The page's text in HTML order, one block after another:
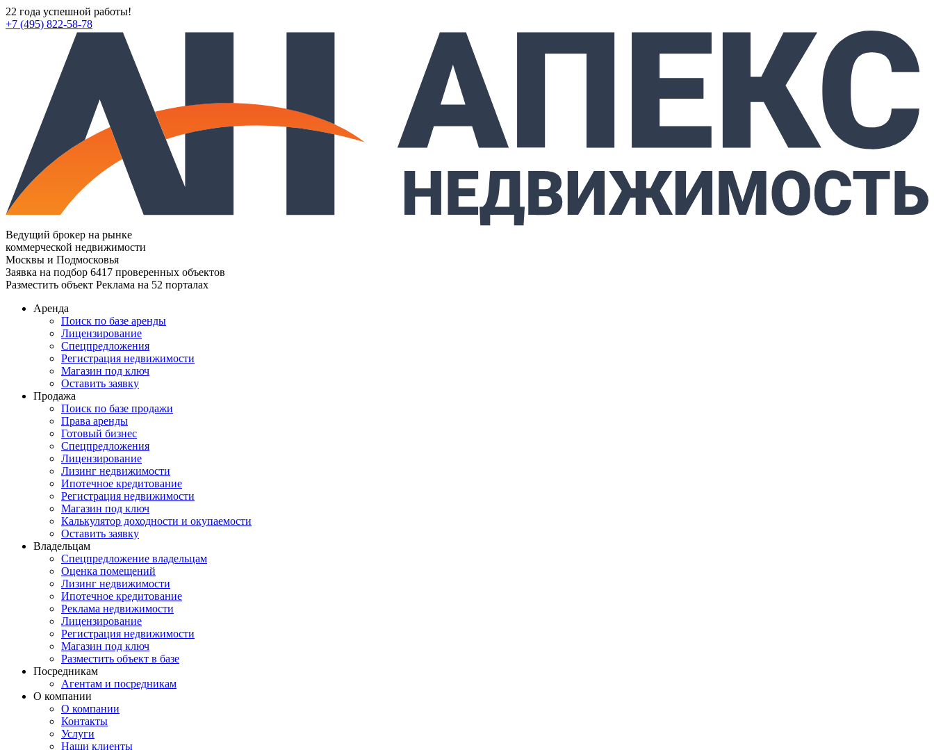
22 года успешной работы!
+7 (495) 822-58-78
Ведущий брокер на рынке
коммерческой недвижимости
Москвы и Подмосковья
Заявка на подбор 6417 проверенных объектов
Разместить объект Реклама на 52 порталах
Аренда
Поиск по базе аренды
Лицензирование
Спецпредложения
Регистрация недвижимости
Магазин под ключ
Оставить заявку
Продажа
Поиск по базе продажи
Права аренды
Готовый бизнес
Спецпредложения
Лицензирование
Лизинг недвижимости
Ипотечное кредитование
Регистрация недвижимости
Магазин под ключ
Калькулятор доходности и окупаемости
Оставить заявку
Владельцам
Спецпредложение владельцам
Оценка помещений
Лизинг недвижимости
Ипотечное кредитование
Реклама недвижимости
Лицензирование
Регистрация недвижимости
Магазин под ключ
Разместить объект в базе
Посредникам
Агентам и посредникам
О компании
О компании
Контакты
Услуги
Наши клиенты